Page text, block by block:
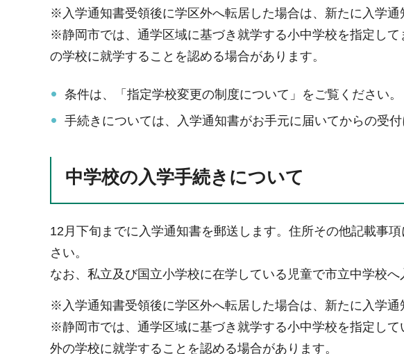
※入学通知書受領後に学区外へ転居した場合は、新たに入学通
※静岡市では、通学区域に基づき就学する小中学校を指定し
の学校に就学することを認める場合があります。
条件は、「指定学校変更の制度について」をご覧ください。
手続きについては、入学通知書がお手元に届いてからの受付
中学校の入学手続きについて
12月下旬までに入学通知書を郵送します。住所その他記載事
さい。
なお、私立及び国立小学校に在学している児童で市立中学校
※入学通知書受領後に学区外へ転居した場合は、新たに入学通
※静岡市では、通学区域に基づき就学する小中学校を指定し
外の学校に就学することを認める場合があります。